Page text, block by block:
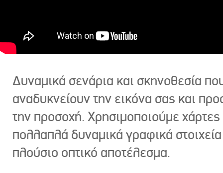
Δυναμικά σενάρια και σκηνοθεσία
αναδυκνείουν την εικόνα σας και
την προσοχή. Χρησιμοποιούμε χάρτες
πολλαπλά δυναμικά γραφικά στοιχεία
πλούσιο οπτικό αποτέλεσμα.